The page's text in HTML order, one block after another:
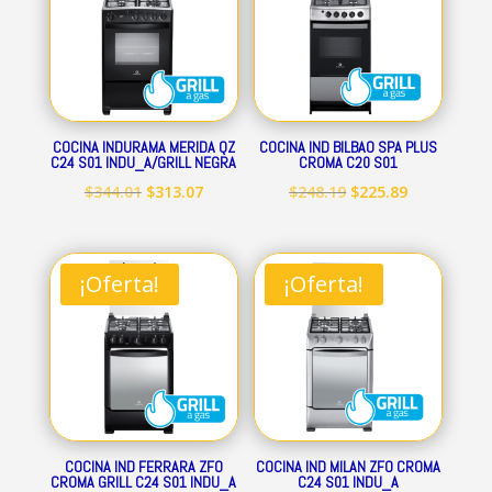
COCINA INDURAMA MERIDA QZ
C24 S01 INDU_A/GRILL NEGRA
$344.01 El
original
era:
$344.01.
$313.07El
actual
COCINA IND BILBAO SPA PLUS
CROMA C20 S01
$248.19 El
original
era:
$248.19.
$225.89El
actual
¡Oferta!
COCINA IND FERRARA ZFO
CROMA GRILL C24 S01 INDU_A
¡Oferta!
COCINA IND MILAN ZFO CROMA
C24 S01 INDU_A